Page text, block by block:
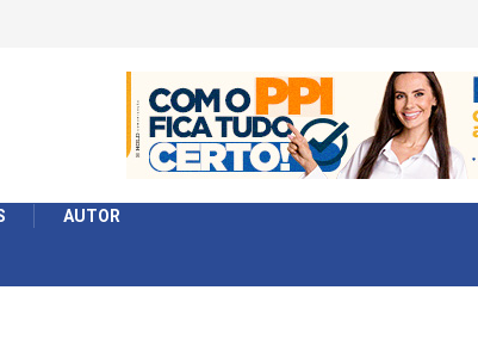
e entidade define a 2° fase, times e formato
AUTOR